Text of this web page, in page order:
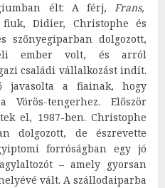
élt: A férj, Frans,
Didier, Christophe és
szőnyegiparban dolgozott,
ember volt, és arról
családi vállalkozást indít.
a fiainak, hogy
Vörös-tengerhez. Először
el, 1987-ben. Christophe
dolgozott, de észrevette
forróságban egy jó
– amely gyorsan
vált. A szállodaiparba